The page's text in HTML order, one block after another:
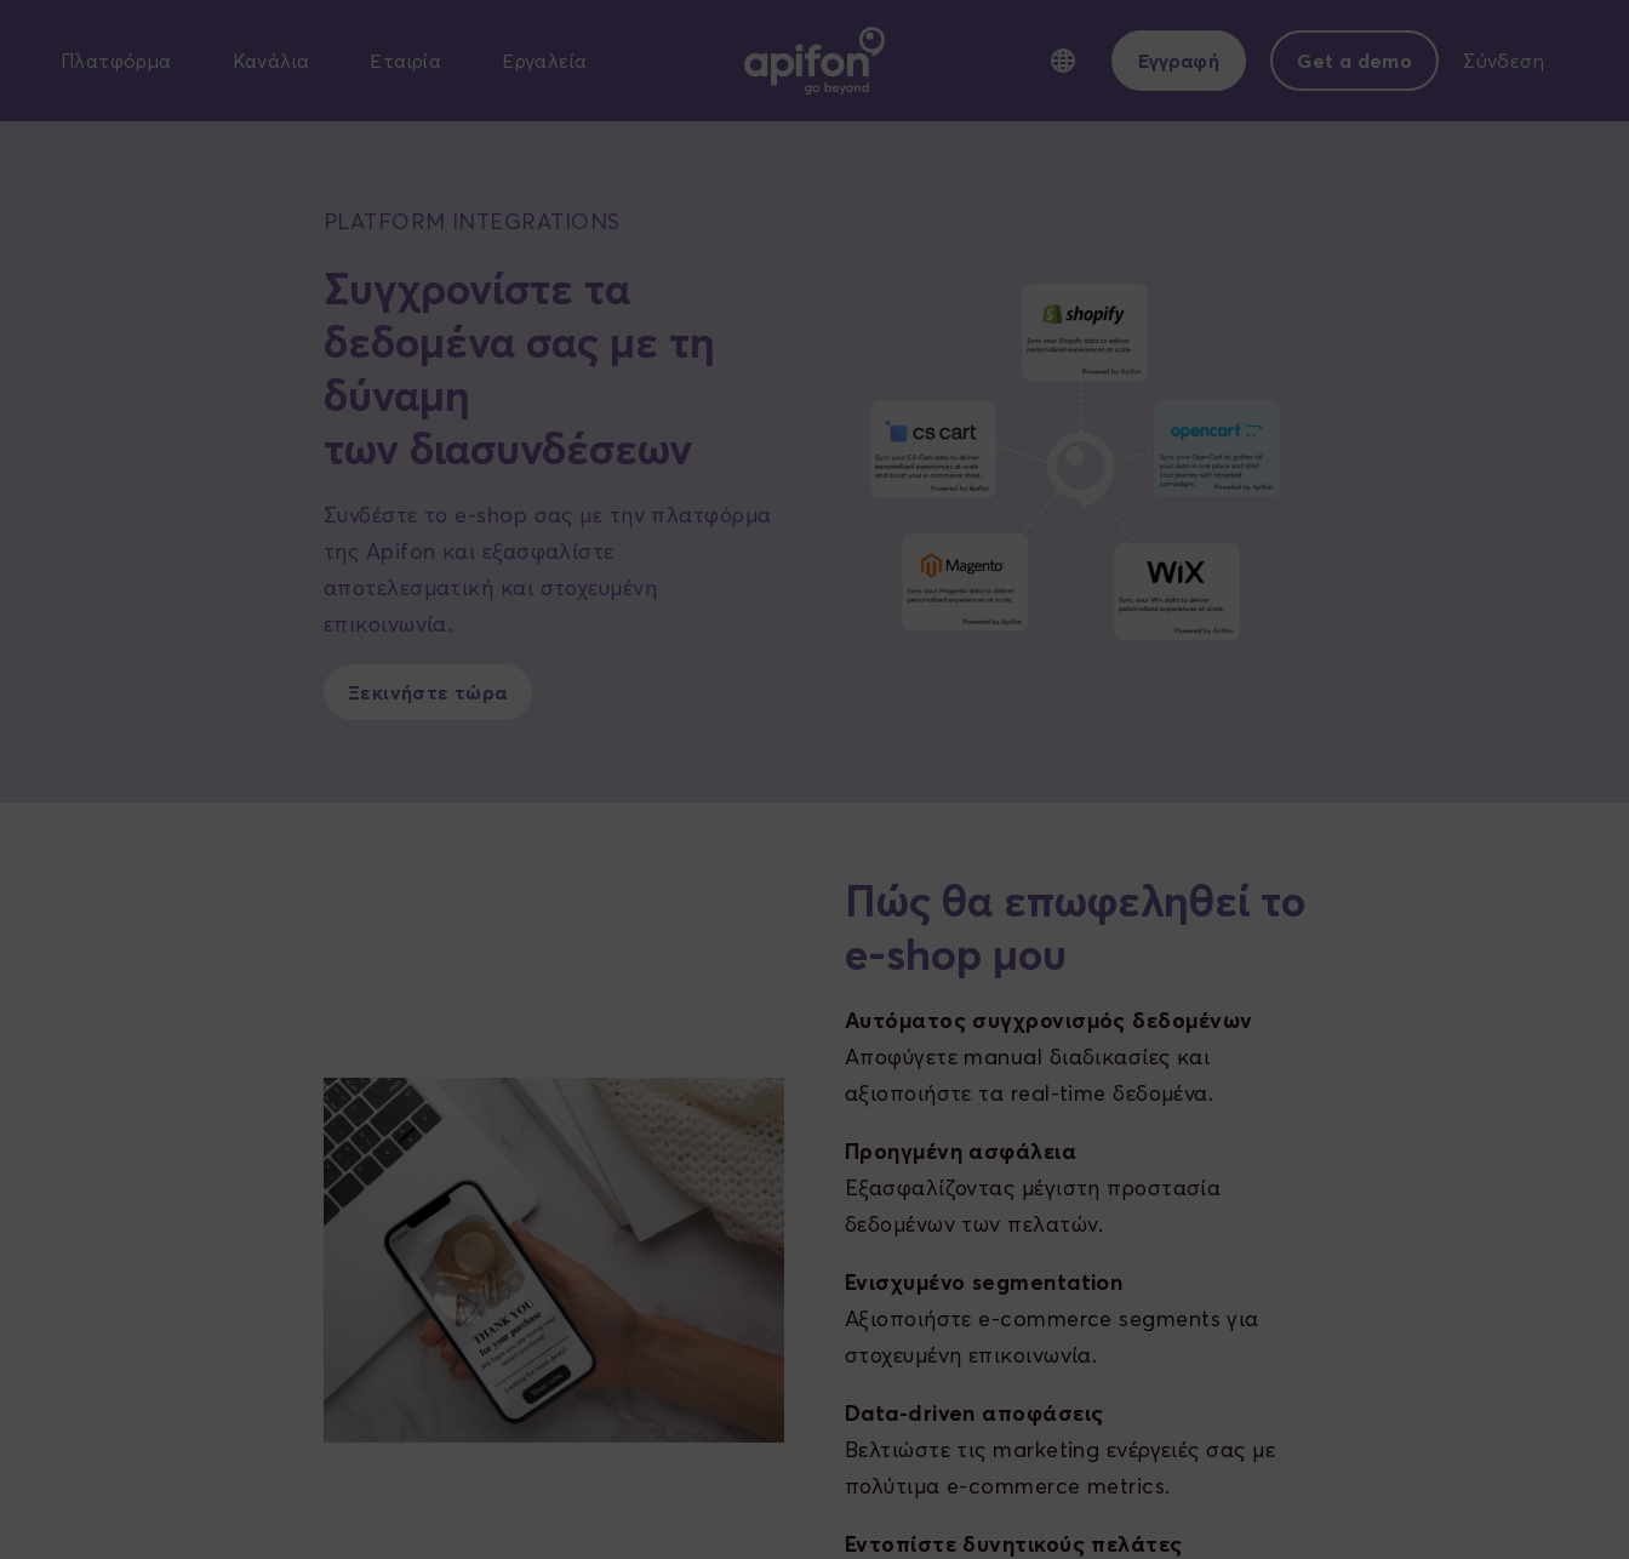
Πλατφόρμα Κανάλια Εταιρία Εργαλεία Εγγραφή Get a demo Σύνδεση
PLATFORM INTEGRATIONS
Συγχρονίστε τα
δεδομένα σας με τη
δύναμη
των διασυνδέσεων
Συνδέστε το e-shop σας με την πλατφόρμα
της Apifon και εξασφαλίστε
αποτελεσματική και στοχευμένη
επικοινωνία.
Ξεκινήστε τώρα
Πώς θα επωφεληθεί το
e-shop μου
Αυτόματος συγχρονισμός δεδομένων
Αποφύγετε manual διαδικασίες και
αξιοποιήστε τα real-time δεδομένα.
Προηγμένη ασφάλεια
Εξασφαλίζοντας μέγιστη προστασία
δεδομένων των πελατών.
Ενισχυμένο segmentation
Αξιοποιήστε e-commerce segments για
στοχευμένη επικοινωνία.
Data-driven αποφάσεις
Βελτιώστε τις marketing ενέργειές σας με
πολύτιμα e-commerce metrics.
Εντοπίστε δυνητικούς πελάτες